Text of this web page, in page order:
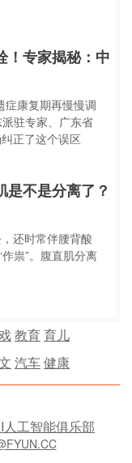
！专家揭秘：中
症康复期再慢慢调
驻专家、广东省
正了这个误区
是不是分离了？
还时常伴腰背酸
祟”。腹直肌分离
教育育儿
汽车健康
人工智能俱乐部